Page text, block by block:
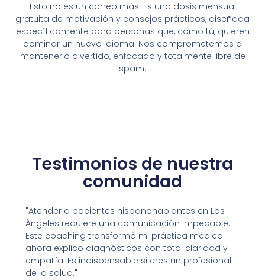
Esto no es un correo más. Es una dosis mensual
gratuita de motivación y consejos prácticos, diseñada
específicamente para personas que, como tú, quieren
dominar un nuevo idioma. Nos comprometemos a
mantenerlo divertido, enfocado y totalmente libre de
spam.
Testimonios de nuestra
comunidad
"Atender a pacientes hispanohablantes en Los
Ángeles requiere una comunicación impecable.
Este coaching transformó mi práctica médica:
ahora explico diagnósticos con total claridad y
empatía. Es indispensable si eres un profesional
de la salud."